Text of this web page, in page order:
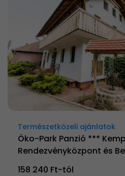
Természetközeli ajánlatok
Öko-Park Panzió ***
Rendezvényközpont és
158 240 Ft-tól